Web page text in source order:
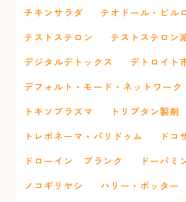
チキンサラダ
テオドール・ビル
テストステロン
テストステロン
デジタルデトックス
デトロイト
デフォルト・モード・ネットワーク
トキソプラズマ
トリプタン製剤
トレポネーマ・パリドゥム
ドコ
ドローイン プランク
ドーパミ
ノコギリヤシ
ハリー・ポッター